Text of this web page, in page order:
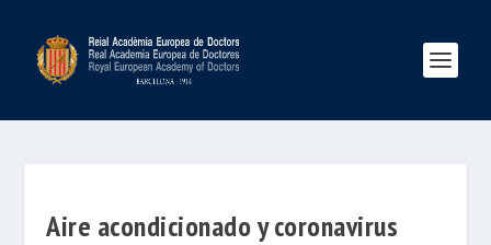
Aire acondicionado y coronavirus